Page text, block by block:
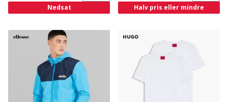
Nedsat Halv pris eller mindre